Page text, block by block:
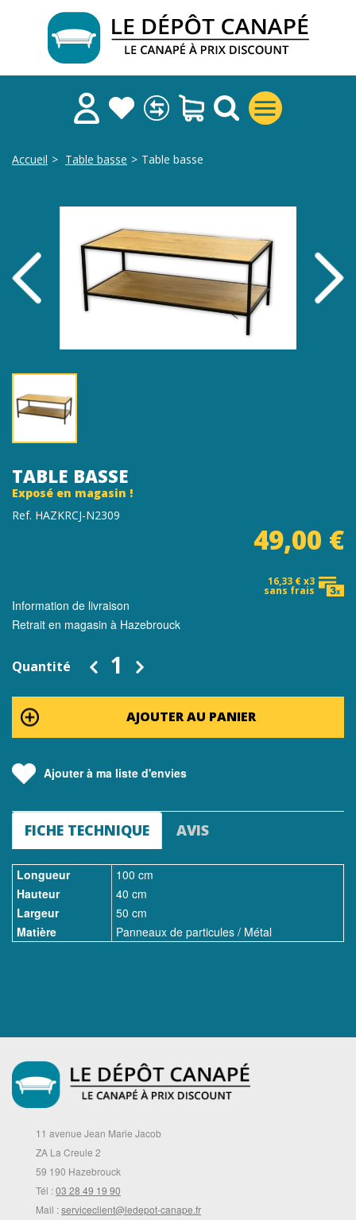
Accueil > Table basse > Table basse
TABLE BASSE
Exposé en magasin !
Ref. HAZKRCJ-N2309
49,00 €
16,33 € x3
sans frais
Information de livraison
Retrait en magasin à Hazebrouck
Quantité
AJOUTER AU PANIER
Ajouter à ma liste d'envies
FICHE TECHNIQUE AVIS
Longueur
100 cm
Hauteur
40 cm
Largeur
50 cm
Matière
Panneaux de particules / Métal
11 avenue Jean Marie Jacob
ZA La Creule 2
59 190 Hazebrouck
Tél :03 28 49 19 90
Mail :serviceclient@ledepot-canape.fr